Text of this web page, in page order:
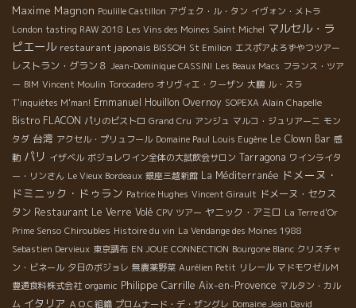
Maxime Magnon Poulille Castillon アヴェク・ル・タン イヴォン・メトラ
London tasting RAW 2018 Les Vins des Moines Saint Michel マルセル・ラ
ピエール restaurant japonais BISSOH St Emilion エスポアよろずやつツアー
レストラン・グラン８ Jean-Dominique CASSINI Les Beaux Macs フランス・ツア
ー BIM Vincent Moulin Torocadero オリヴィエ・クーザン 大鵬 ル・スラ
T'inquiètes M'man! Emmanuel Houillon Overnoy SOPEXA Alain Chapelle
Bistro FLACON パリのビストロ Grand Cru アンジュ マルコ・ジュリアーニ モン
タダ 台湾 アクセル・プリュフール Domaine Paul Louis Eugène Le Clown Bar 感
動 パリ イザベル ボジョレワイン全体の大試飲会サロン Tarragona ワインライタ
ー・リンさん Le Vieux Bordeaux 銀座三越新館 La Méditerranée ドメーヌ・
ドミニック・ドゥラン Patrice Hughes Vincent Girault ドメーヌ・セクス
タン Restaurant Le Verre Volé CPV ツアー ヤニック・アミロ La Terre d'Or
Prime Senso Chiroubles Histoire du vin La Vendange des Moines 1988
Sebastien Dervieux 東京調布 EN JOUE CONNECTION Bourgone Blanc クリスチャ
ン・ビネール 夕日のボジョレ 無農薬野菜 Aurélien Petit リレール マドモワゼルＭ
豊通食料株式会社 orgamic Philippe Carrille Aix-en-Provence マルタン・カル
ム イタリア ＡＯＣ組織 プロムナード・デ・ザングレ Domaine Jean David